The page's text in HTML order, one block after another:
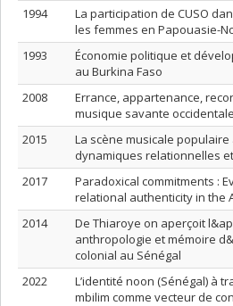
1994
La participation de CUSO
les femmes en Papouasie-
1993
Économie politique et
au Burkina Faso
2008
Errance, appartenance,
musique savante occidentale
2015
La scène musicale
dynamiques relationnelles
2017
Paradoxical commitments :
relational authenticity in the
2014
De Thiaroye on aperçoit
anthropologie et mémoire
colonial au Sénégal
2022
L’identité noon (Sénégal) à
mbilim comme vecteur de